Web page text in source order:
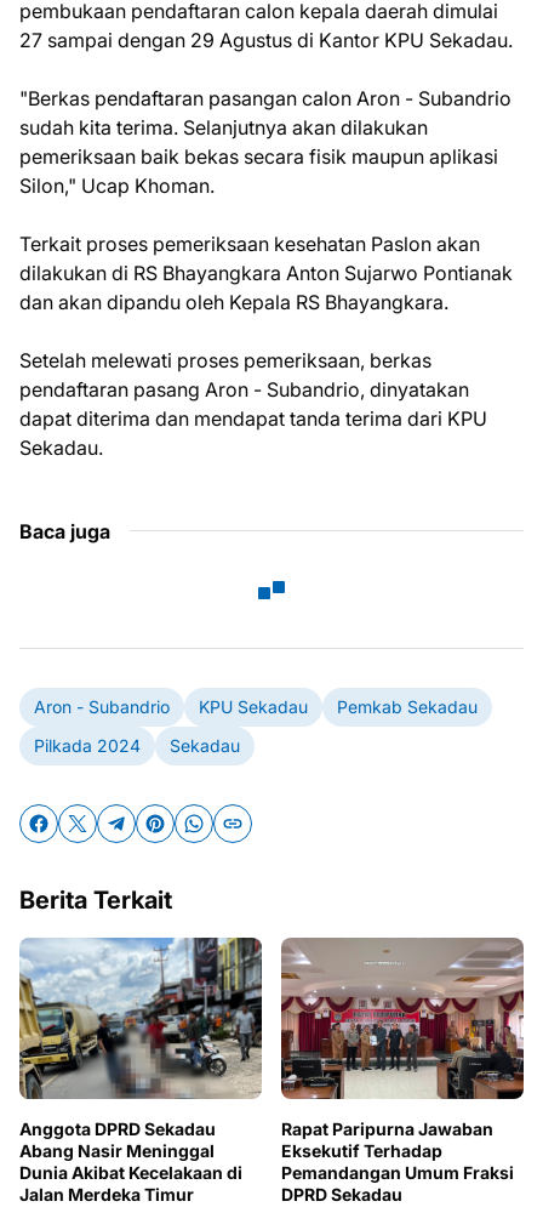
pembukaan pendaftaran calon kepala daerah dimulai
27 sampai dengan 29 Agustus di Kantor KPU Sekadau.
"Berkas pendaftaran pasangan calon Aron - Subandrio
sudah kita terima. Selanjutnya akan dilakukan
pemeriksaan baik bekas secara fisik maupun aplikasi
Silon," Ucap Khoman.
Terkait proses pemeriksaan kesehatan Paslon akan
dilakukan di RS Bhayangkara Anton Sujarwo Pontianak
dan akan dipandu oleh Kepala RS Bhayangkara.
Setelah melewati proses pemeriksaan, berkas
pendaftaran pasang Aron - Subandrio, dinyatakan
dapat diterima dan mendapat tanda terima dari KPU
Sekadau.
Baca juga
Aron - Subandrio KPU Sekadau
Pemkab Sekadau
Pilkada 2024
Sekadau
Berita Terkait
Anggota DPRD Sekadau
Abang Nasir Meninggal
Dunia Akibat Kecelakaan di
Jalan Merdeka Timur
Rapat Paripurna Jawaban
Eksekutif Terhadap
Pemandangan Umum Fraksi
DPRD Sekadau